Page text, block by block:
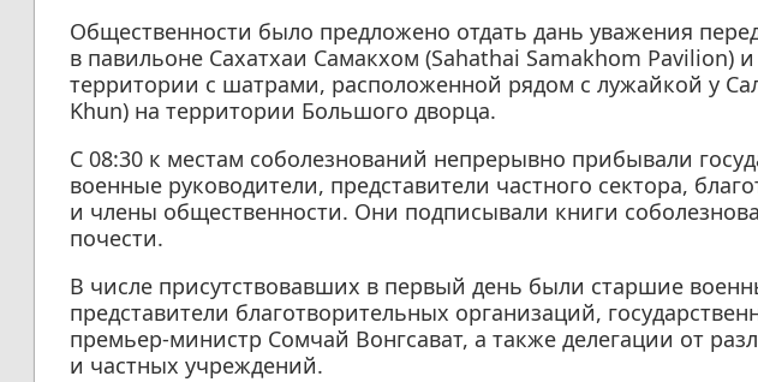
Общественности было предложено отдать дань уважения
в павильоне Сахатхаи Самакхом (Sahathai Samakhom Pavilion)
территории с шатрами, расположенной рядом с лужайкой у
Khun) на территории Большого дворца.
С 08:30 к местам соболезнований непрерывно прибывали
военные руководители, представители частного сектора,
и члены общественности. Они подписывали книги
почести.
В числе присутствовавших в первый день были старшие
представители благотворительных организаций,
премьер-министр Сомчай Вонгсават, а также делегации от
и частных учреждений.